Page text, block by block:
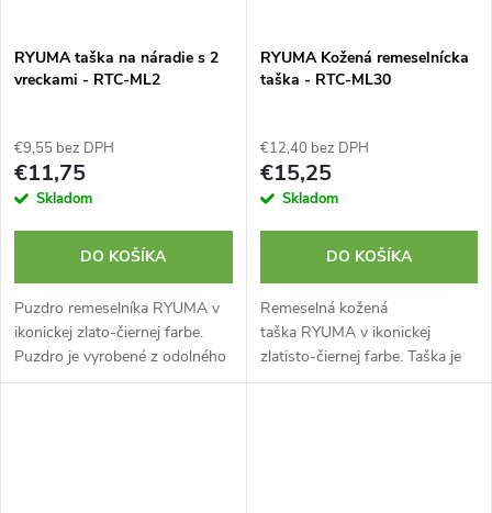
RYUMA taška na náradie s 2
vreckami - RTC-ML2
€9,55 bez DPH
€11,75
Skladom
DO KOŠÍKA
Puzdro remeselníka RYUMA v
ikonickej zlato-čiernej farbe.
Puzdro je vyrobené z odolného
nylonu a umelé kože. Kovová
RYUMA Kožená remeselnícka
taška - RTC-ML30
€12,40 bez DPH
€15,25
Skladom
DO KOŠÍKA
Remeselná kožená
taška RYUMA v ikonickej
zlatisto-čiernej farbe. Taška je
vyrobená z pravej kože. Kovová